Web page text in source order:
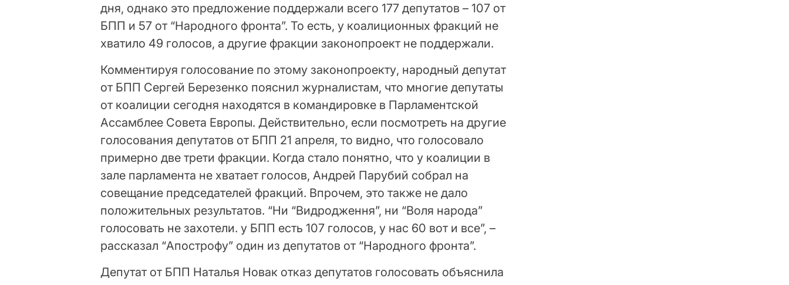
дня, однако это предложение поддержали всего 177 депутатов – 107 от
БПП и 57 от “Народного фронта”. То есть, у коалиционных фракций не
хватило 49 голосов, а другие фракции законопроект не поддержали.
Комментируя голосование по этому законопроекту, народный депутат
от БПП Сергей Березенко пояснил журналистам, что многие депутаты
от коалиции сегодня находятся в командировке в Парламентской
Ассамблее Совета Европы. Действительно, если посмотреть на другие
голосования депутатов от БПП 21 апреля, то видно, что голосовало
примерно две трети фракции. Когда стало понятно, что у коалиции в
зале парламента не хватает голосов, Андрей Парубий собрал на
совещание председателей фракций. Впрочем, это также не дало
положительных результатов. “Ни “Видродження”, ни “Воля народа”
голосовать не захотели. у БПП есть 107 голосов, у нас 60 вот и все”, –
рассказал “Апострофу” один из депутатов от “Народного фронта”.
Депутат от БПП Наталья Новак отказ депутатов голосовать объяснила